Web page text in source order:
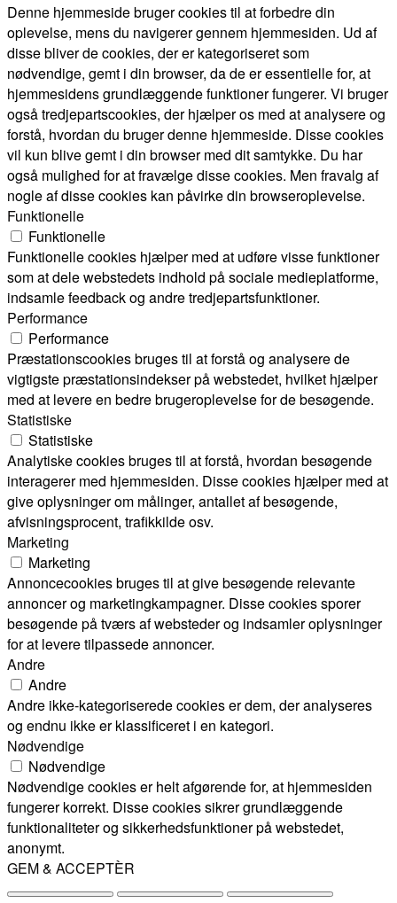
Denne hjemmeside bruger cookies til at forbedre din
oplevelse, mens du navigerer gennem hjemmesiden. Ud af
disse bliver de cookies, der er kategoriseret som
nødvendige, gemt i din browser, da de er essentielle for, at
hjemmesidens grundlæggende funktioner fungerer. Vi bruger
også tredjepartscookies, der hjælper os med at analysere og
forstå, hvordan du bruger denne hjemmeside. Disse cookies
vil kun blive gemt i din browser med dit samtykke. Du har
også mulighed for at fravælge disse cookies. Men fravalg af
nogle af disse cookies kan påvirke din browseroplevelse.
Funktionelle
Funktionelle
Funktionelle cookies hjælper med at udføre visse funktioner
som at dele webstedets indhold på sociale medieplatforme,
indsamle feedback og andre tredjepartsfunktioner.
Performance
Performance
Præstationscookies bruges til at forstå og analysere de
vigtigste præstationsindekser på webstedet, hvilket hjælper
med at levere en bedre brugeroplevelse for de besøgende.
Statistiske
Statistiske
Analytiske cookies bruges til at forstå, hvordan besøgende
interagerer med hjemmesiden. Disse cookies hjælper med at
give oplysninger om målinger, antallet af besøgende,
afvisningsprocent, trafikkilde osv.
Marketing
Marketing
Annoncecookies bruges til at give besøgende relevante
annoncer og marketingkampagner. Disse cookies sporer
besøgende på tværs af websteder og indsamler oplysninger
for at levere tilpassede annoncer.
Andre
Andre
Andre ikke-kategoriserede cookies er dem, der analyseres
og endnu ikke er klassificeret i en kategori.
Nødvendige
Nødvendige
Nødvendige cookies er helt afgørende for, at hjemmesiden
fungerer korrekt. Disse cookies sikrer grundlæggende
funktionaliteter og sikkerhedsfunktioner på webstedet,
anonymt.
GEM & ACCEPTÈR